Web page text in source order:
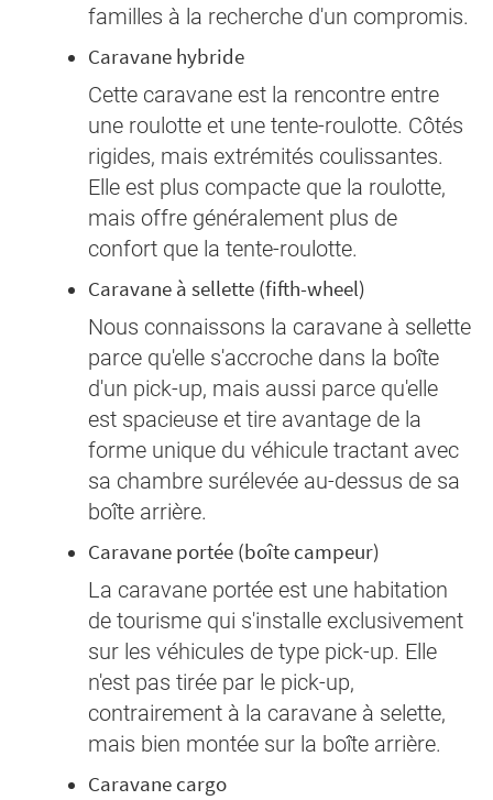
familles à la recherche d'un compromis.
Caravane hybride
Cette caravane est la rencontre entre
une roulotte et une tente-roulotte. Côtés
rigides, mais extrémités coulissantes.
Elle est plus compacte que la roulotte,
mais offre généralement plus de
confort que la tente-roulotte.
Caravane à sellette (fifth-wheel)
Nous connaissons la caravane à sellette
parce qu'elle s'accroche dans la boîte
d'un pick-up, mais aussi parce qu'elle
est spacieuse et tire avantage de la
forme unique du véhicule tractant avec
sa chambre surélevée au-dessus de sa
boîte arrière.
Caravane portée (boîte campeur)
La caravane portée est une habitation
de tourisme qui s'installe exclusivement
sur les véhicules de type pick-up. Elle
n'est pas tirée par le pick-up,
contrairement à la caravane à selette,
mais bien montée sur la boîte arrière.
Caravane cargo